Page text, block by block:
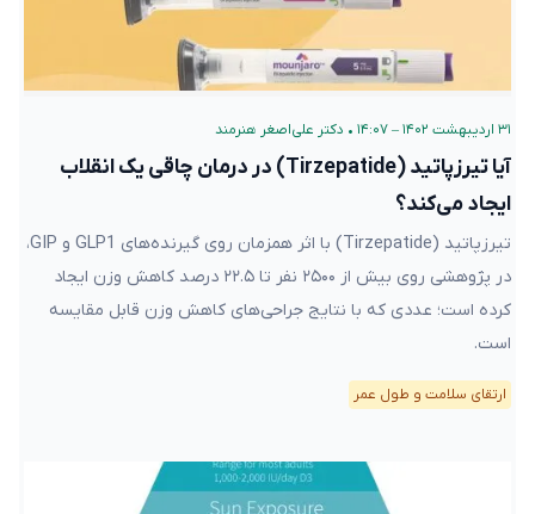
۳۱ اردیبهشت ۱۴۰۲ – ۱۴:۰۷ • دکتر علی‌اصغر هنرمند
آیا تیرزپاتید (Tirzepatide) در درمان چاقی یک انقلاب
ایجاد می‌کند؟
تیرزپاتید (Tirzepatide) با اثر همزمان روی گیرنده‌های GLP1 و GIP،
در پژوهشی روی بیش از ۲۵۰۰ نفر تا ۲۲.۵ درصد کاهش وزن ایجاد
کرده است؛ عددی که با نتایج جراحی‌های کاهش وزن قابل مقایسه
است.
ارتقای سلامت و طول عمر